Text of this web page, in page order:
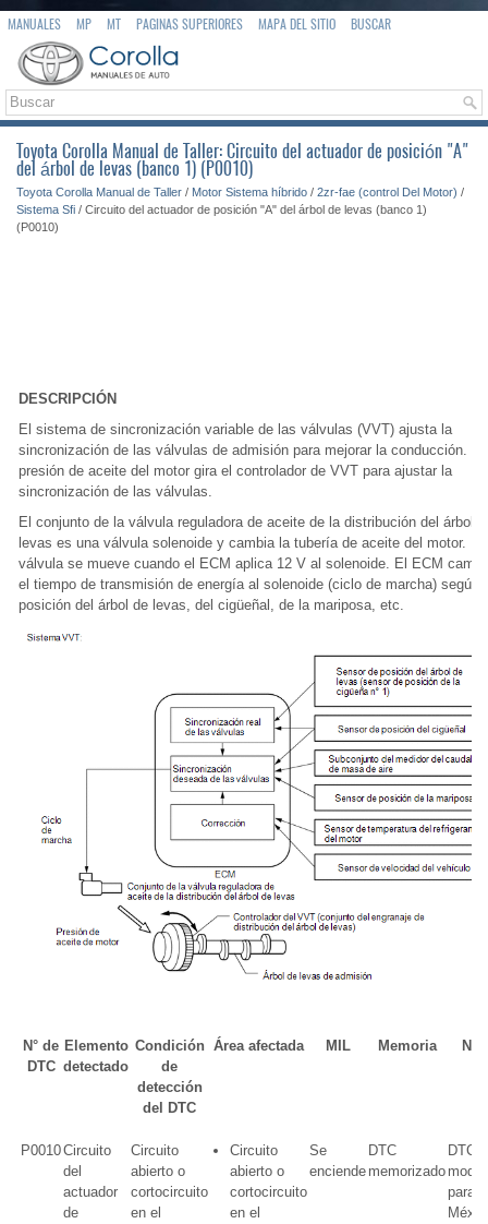
MANUALES MP MT PAGINAS SUPERIORES MAPA DEL SITIO BUSCAR
Toyota Corolla Manual de Taller: Circuito del actuador de posición "A"
del árbol de levas (banco 1) (P0010)
Toyota Corolla Manual de Taller / Motor Sistema híbrido / 2zr-fae (control Del Motor) /
Sistema Sfi / Circuito del actuador de posición "A" del árbol de levas (banco 1)
(P0010)
DESCRIPCIÓN
El sistema de sincronización variable de las válvulas (VVT) ajusta la
sincronización de las válvulas de admisión para mejorar la conducción. La
presión de aceite del motor gira el controlador de VVT para ajustar la
sincronización de las válvulas.
El conjunto de la válvula reguladora de aceite de la distribución del árbol
levas es una válvula solenoide y cambia la tubería de aceite del motor. La
válvula se mueve cuando el ECM aplica 12 V al solenoide. El ECM
el tiempo de transmisión de energía al solenoide (ciclo de marcha) según
posición del árbol de levas, del cigüeñal, de la mariposa, etc.
N° de
DTC
Elemento
detectado
Condición
de
detección
del DTC
Área afectada MIL Memoria
P0010Circuito
del
actuador
de
Circuito
abierto o
cortocircuito
en el
Circuito
abierto o
cortocircuito
en el
Se
enciende
DTC
memorizado
DTC
para